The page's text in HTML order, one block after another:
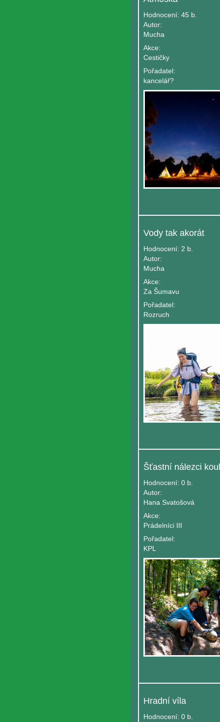
Hodnocení: 45 b.
Autor:
Mucha
Akce:
Cestičky
Pořadatel:
kancelář?
Vody tak akorát
Hodnocení: 2 b.
Autor:
Mucha
Akce:
Za Šumavu
Pořadatel:
Rozruch
Hodnocení: 0 b.
Autor:
Hana Svatošová
Akce:
Prádelníci III
Pořadatel:
KPL
Hradní víla
Hodnocení: 0 b.